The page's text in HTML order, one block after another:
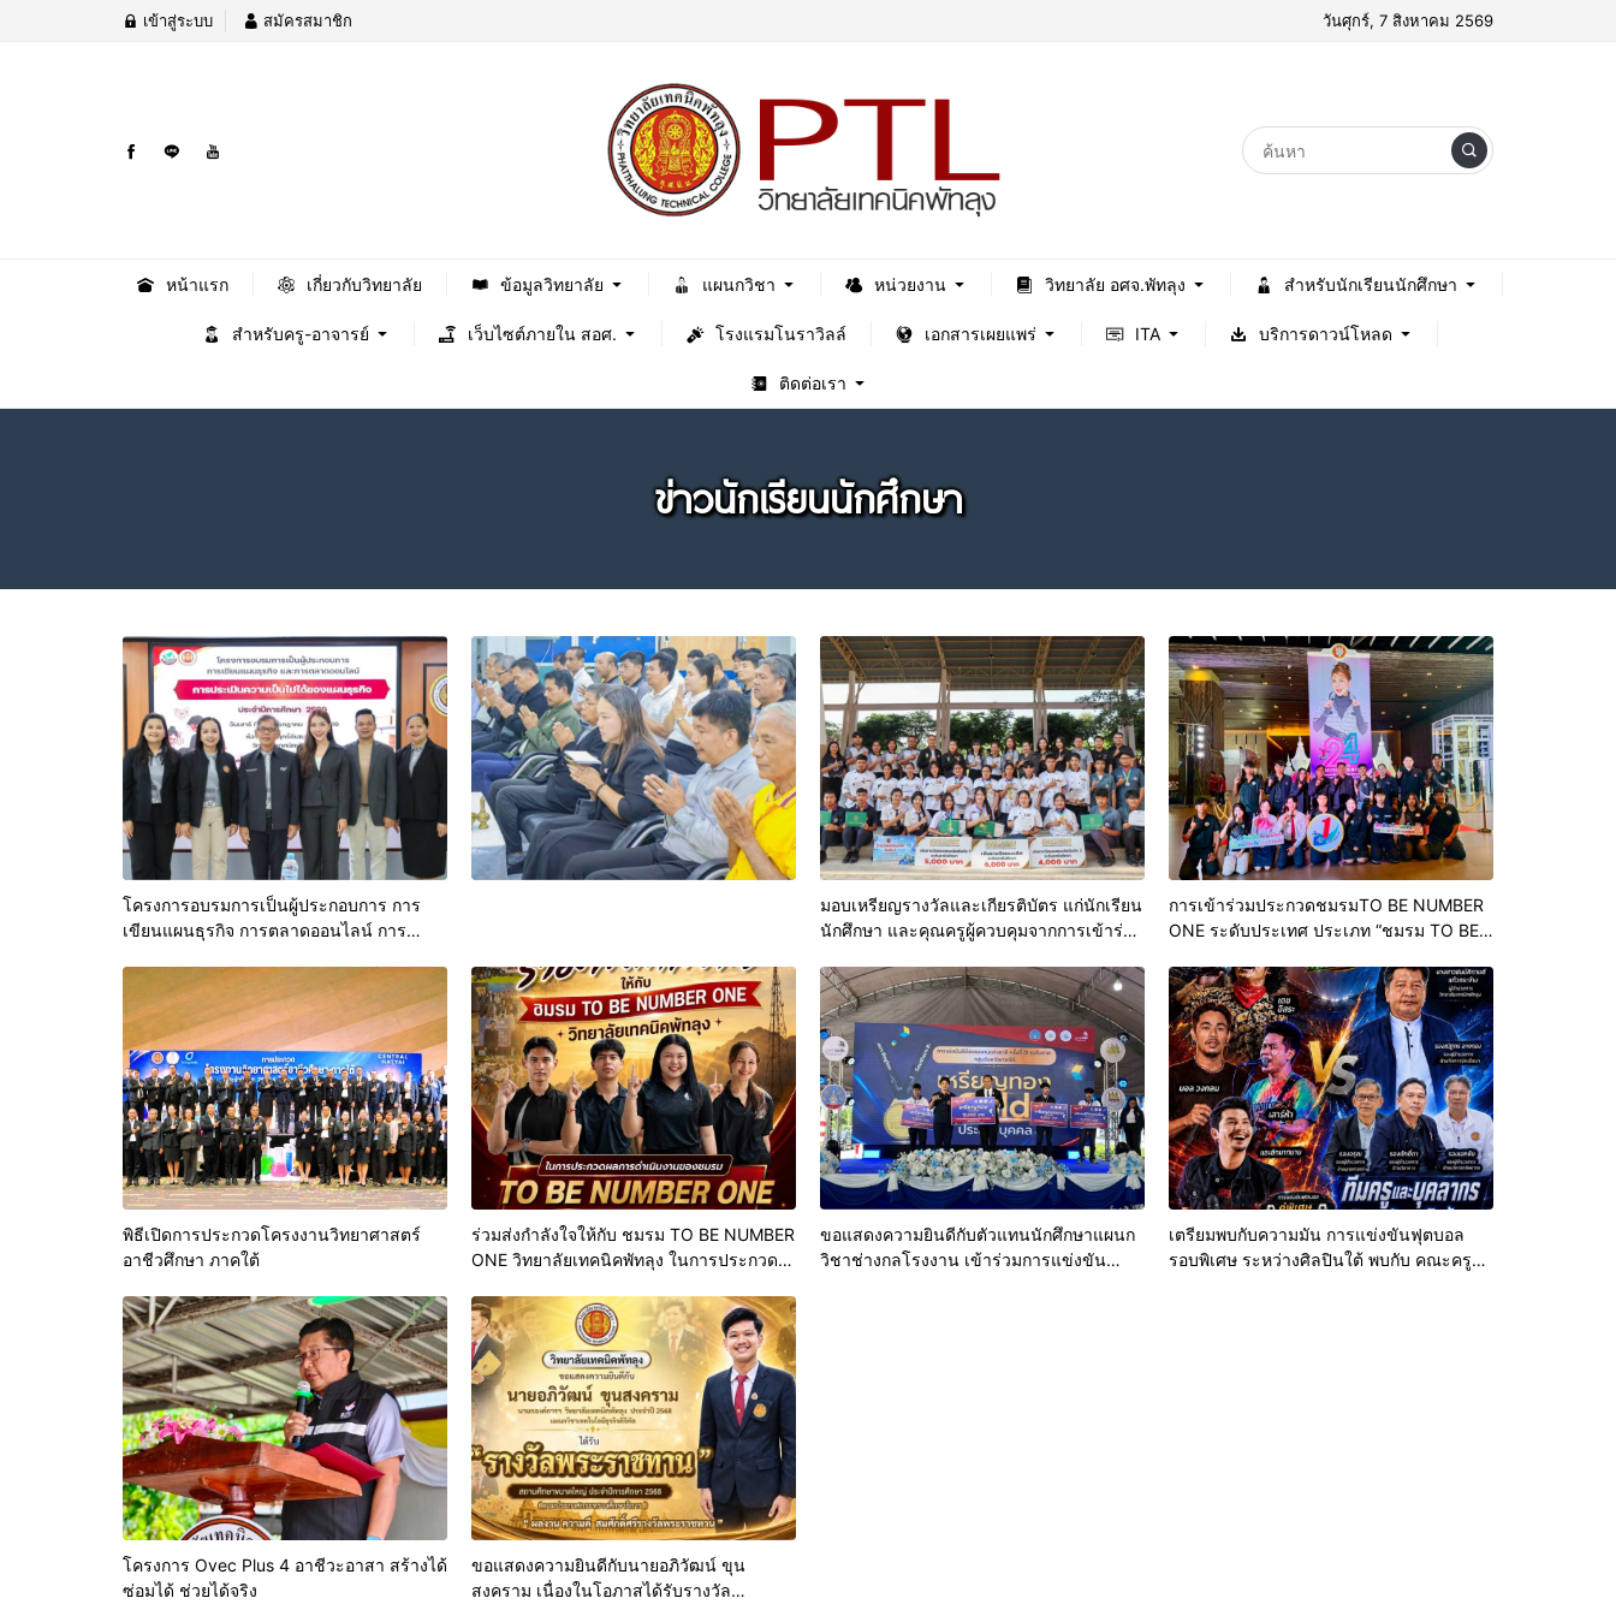
เข้าสู่ระบบ สมัครสมาชิก วันศุกร์, 7 สิงหาคม 2569
หน้าแรก เกี่ยวกับวิทยาลัย ข้อมูลวิทยาลัย แผนกวิชา หน่วยงาน วิทยาลัย อศจ.พัทลุง สำหรับนักเรียนนักศึกษา
สำหรับครู-อาจารย์ เว็บไซต์ภายใน สอศ. โรงแรมโนราวิลล์ เอกสารเผยแพร่ ITA บริการดาวน์โหลด
ติดต่อเรา
ข่าวนักเรียนนักศึกษา
โครงการอบรมการเป็นผู้ประกอบการ การ
เขียนแผนธุรกิจ การตลาดออนไลน์ การ
ปีการศึกษา 2569
มอบเหรียญรางวัลและเกียรติบัตร แก่นักเรียน
นักศึกษา และคุณครูผู้ควบคุมจากการเข้าร่วม
Innovation : สิ่งประดิษฐ์และนวัตกรรม
อาชีวศึกษาสู่นวัตกรรมพร้อมใช้” ประจำปี
2569 กลุ่มภาคใต้และภาคตะวันตก
การเข้าร่วมประกวดชมรมTO BE NUMBER
ONE ระดับประเทศ ประเภท “ชมรม TO BE
งาน ครบรอบ 24 ปี มหกรรมรวมพลสมาชิก
TO BE NUMBER ON
พิธีเปิดการประกวดโครงงานวิทยาศาสตร์
อาชีวศึกษา ภาคใต้
ร่วมส่งกำลังใจให้กับ ชมรม TO BE NUMBER
ONE วิทยาลัยเทคนิคพัทลุง ในการประกวด
ONE (รอบระดับประเทศ)
ขอแสดงความยินดีกับตัวแทนนักศึกษาแผนก
วิชาช่างกลโรงงาน เข้าร่วมการแข่งขัน
เตรียมพบกับความมัน การแข่งขันฟุตบอล
รอบพิเศษ ระหว่างศิลปินใต้ พบกับ คณะครู
โครงการ Ovec Plus 4 อาชีวะอาสา สร้างได้
ซ่อมได้ ช่วยได้จริง
ขอแสดงความยินดีกับนายอภิวัฒน์ ขุน
สงคราม เนื่องในโอภาสได้รับรางวัล